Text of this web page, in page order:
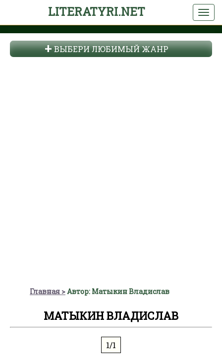
LITERATYRI.NET
ВЫБЕРИ ЛЮБИМЫЙ ЖАНР
Главная Автор: Матыкин Владислав
МАТЫКИН ВЛАДИСЛАВ
1/1